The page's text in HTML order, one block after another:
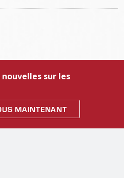
sur les
MAINTENANT